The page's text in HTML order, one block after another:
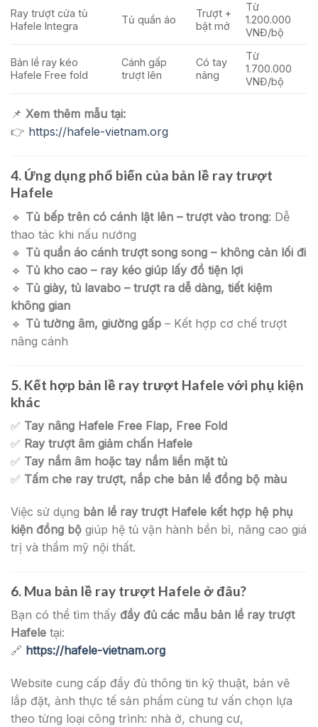
Ray trượt cửa tủ
Hafele Integra
Tủ quần áo
Trượt +
bật mở
Từ
1.200.000
VNĐ/bộ
Bản lề ray kéo
Hafele Free fold
Cánh gấp
trượt lên
Có tay
nâng
Từ
1.700.000
VNĐ/bộ
📌 Xem thêm mẫu tại:
👉 https://hafele-vietnam.org
4. Ứng dụng phổ biến của bản lề ray trượt
Hafele
🔹 Tủ bếp trên có cánh lật lên – trượt vào trong: Dễ
thao tác khi nấu nướng
🔹 Tủ quần áo cánh trượt song song – không cản lối đi
🔹 Tủ kho cao – ray kéo giúp lấy đồ tiện lợi
🔹 Tủ giày, tủ lavabo – trượt ra dễ dàng, tiết kiệm
không gian
🔹 Tủ tường âm, giường gấp – Kết hợp cơ chế trượt
nâng cánh
5. Kết hợp bản lề ray trượt Hafele với phụ kiện
khác
✅ Tay nâng Hafele Free Flap, Free Fold
✅ Ray trượt âm giảm chấn Hafele
✅ Tay nắm âm hoặc tay nắm liền mặt tủ
✅ Tấm che ray trượt, nắp che bản lề đồng bộ màu
Việc sử dụng bản lề ray trượt Hafele kết hợp hệ phụ
kiện đồng bộ giúp hệ tủ vận hành bền bỉ, nâng cao giá
trị và thẩm mỹ nội thất.
6. Mua bản lề ray trượt Hafele ở đâu?
Bạn có thể tìm thấy đầy đủ các mẫu bản lề ray trượt
Hafele tại:
🔗 https://hafele-vietnam.org
Website cung cấp đầy đủ thông tin kỹ thuật, bản vẽ
lắp đặt, ảnh thực tế sản phẩm cùng tư vấn chọn lựa
theo từng loại công trình: nhà ở, chung cư,